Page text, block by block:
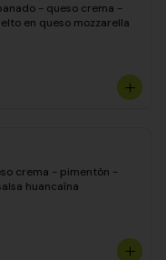
- queso crema -
en queso mozzarella
crema - pimentón -
huancaína